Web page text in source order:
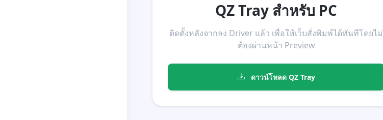
QZ Tray สำหรับ PC
ติดตั้งหลังจากลง Driver แล้ว เพื่อให้เว็บสั่งพิมพ์ได้ทันทีโดยไม่
ต้องผ่านหน้า Preview
ดาวน์โหลด QZ Tray